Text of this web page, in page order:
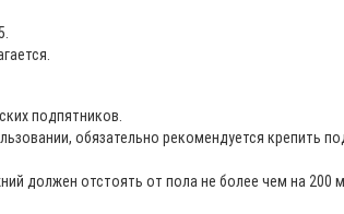
подпятников.
обязательно рекомендуется
должен отстоять от пола не более чем на